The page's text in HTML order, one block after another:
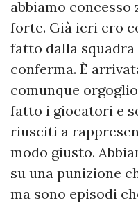
abbiamo concesso
forte. Già ieri ero
fatto dalla squadra
conferma. È
comunque
fatto i giocatori e
riusciti a
modo giusto.
su una punizione
ma sono episodi